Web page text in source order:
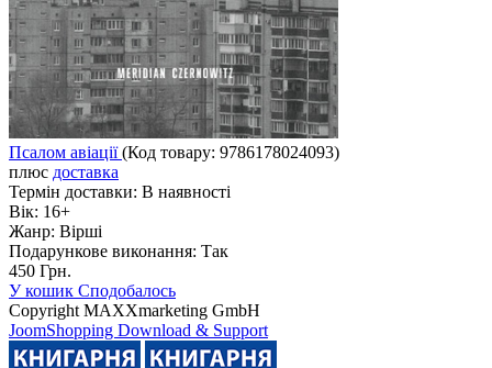
Псалом авіації(Код товару: 9786178024093)
плюс доставка
Термін доставки: В наявності
Вік: 16+
Жанр: Вірші
Подарункове виконання: Так
450 Грн.
У кошик Сподобалось
Copyright MAXXmarketing GmbH
JoomShopping Download & Support